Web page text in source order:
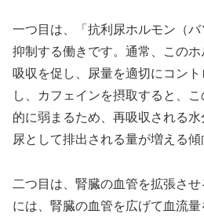
一つ目は、「抗利尿ホルモン（
抑制する働きです。通常、この
吸収を促し、尿量を適切にコン
し、カフェインを摂取すると、
的に弱まるため、再吸収される
尿として排出される量が増える傾
二つ目は、腎臓の血管を拡張さ
には、腎臓の血管を広げて血流